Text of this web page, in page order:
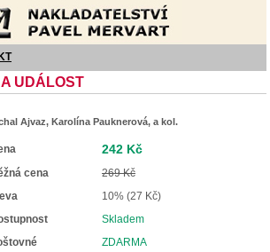
UDÁLOST
Ajvaz, Karolína Pauknerová, a kol.
242 Kč
cena
269 Kč
10% (27 Kč)
Skladem
ZDARMA